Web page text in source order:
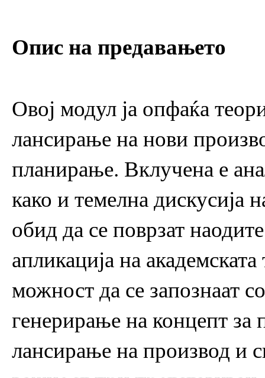
Опис на предавањето
Овој модул ја опфаќа
лансирање на нови
планирање. Вклучена е
како и темелна дискусија
обид да се поврзат
апликација на
можност да се запознаат
генерирање на концепт за
лансирање на производ и